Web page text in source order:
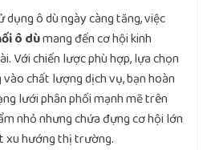
dụng ô dù ngày càng tăng, việc
ô dùmang đến cơ hội kinh
Với chiến lược phù hợp, lựa chọn
chất lượng dịch vụ, bạn hoàn
lưới phân phối mạnh mẽ trên
nhỏ nhưng chứa đựng cơ hội lớn
xu hướng thị trường.